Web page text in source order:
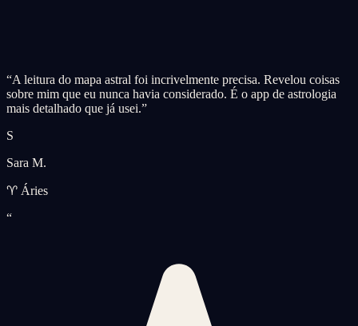
“A leitura do mapa astral foi incrivelmente precisa. Revelou coisas
sobre mim que eu nunca havia considerado. É o app de astrologia
mais detalhado que já usei.”
S
Sara M.
♈ Áries
“